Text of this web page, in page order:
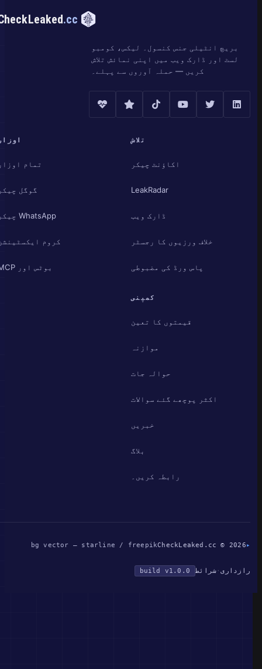
CheckLeaked.cc
بریچ انٹیلی جنس کنسول۔ لیکس، کومبو
لسٹ اور ڈارک ویب میں اپنی نمائش تلاش
کریں — حملہ آوروں سے پہلے۔
تلاش
اکاؤنٹ چیکر
LeakRadar
ڈارک ویب
خلاف ورزیوں کا رجسٹر
پاس ورڈ کی مضبوطی
اوزار
تمام اوزار
گوگل چیکر
WhatsApp چیکر
کروم ایکسٹینشن
بوٹس اور MCP
کمپنی
قیمتوں کا تعین
موازنہ
حوالہ جات
اکثر پوچھے گئے سوالات
خبریں
بلاگ
رابطہ کریں۔
CheckLeaked.cc © 2026
bg vector — starline / freepik
رازداری · شرائط build v1.0.0